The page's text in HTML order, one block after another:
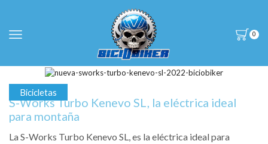
0
Bicicletas
S-Works Turbo Kenevo SL, la eléctrica ideal
para montaña
La S-Works Turbo Kenevo SL, es la eléctrica ideal para